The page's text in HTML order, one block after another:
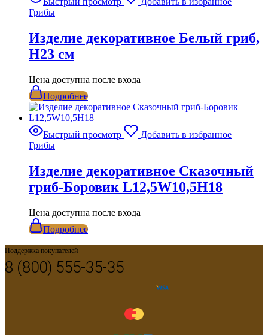
Грибы
Изделие декоративное Белый гриб,
Н23 см
Цена доступна после входа
Подробнее
Быстрый просмотр
Добавить в избранное
Грибы
Изделие декоративное Сказочный
гриб-Боровик L12,5W10,5H18
Цена доступна после входа
Подробнее
Поддержка покупателей
8 (800) 555-35-35